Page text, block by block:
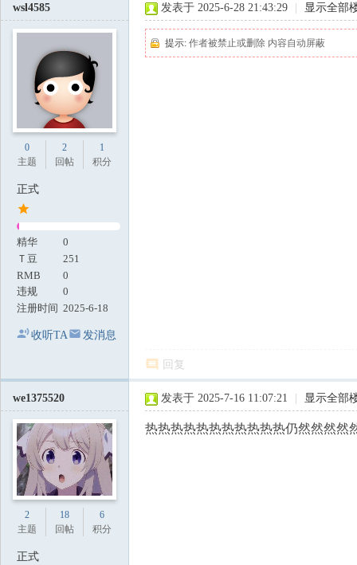
wsl4585
0
主题
2
回帖
1
积分
正式
精华
0
Ｔ豆
251
RMB
0
违规
0
注册时间 2025-6-18
收听TA 发消息
发表于 2025-6-28 21:43:29 显示全部
提示: 作者被禁止或删除 内容自动屏蔽
回复
we1375520
2
主题
18
回帖
6
积分
正式
发表于 2025-7-16 11:07:21 显示全部
热热热热热热热热热热热仍然然然然